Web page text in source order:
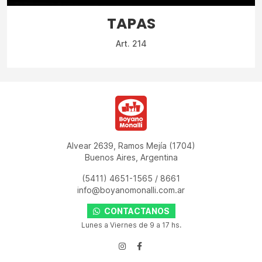
TAPAS
Art. 214
Alvear 2639, Ramos Mejía (1704)
Buenos Aires, Argentina
(5411) 4651-1565 / 8661
info@boyanomonalli.com.ar
CONTACTANOS
Lunes a Viernes de 9 a 17 hs.